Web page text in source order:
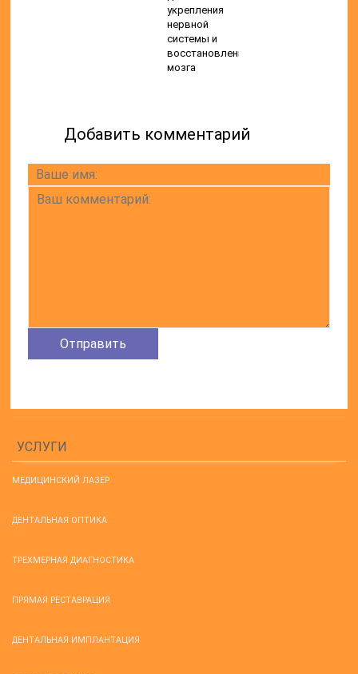
укрепления
нервной
системы и
восстановления
мозга
Добавить комментарий
УСЛУГИ
МЕДИЦИНСКИЙ ЛАЗЕР
ДЕНТАЛЬНАЯ ОПТИКА
ТРЕХМЕРНАЯ ДИАГНОСТИКА
ПРЯМАЯ РЕСТАВРАЦИЯ
ДЕНТАЛЬНАЯ ИМПЛАНТАЦИЯ